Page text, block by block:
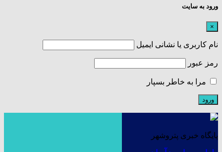
ورود به سایت
×
نام کاربری یا نشانی ایمیل
رمز عبور
مرا به خاطر بسپار
پایگاه خبری پتروشهر